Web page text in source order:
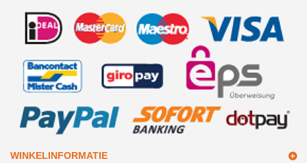
WINKELINFORMATIE